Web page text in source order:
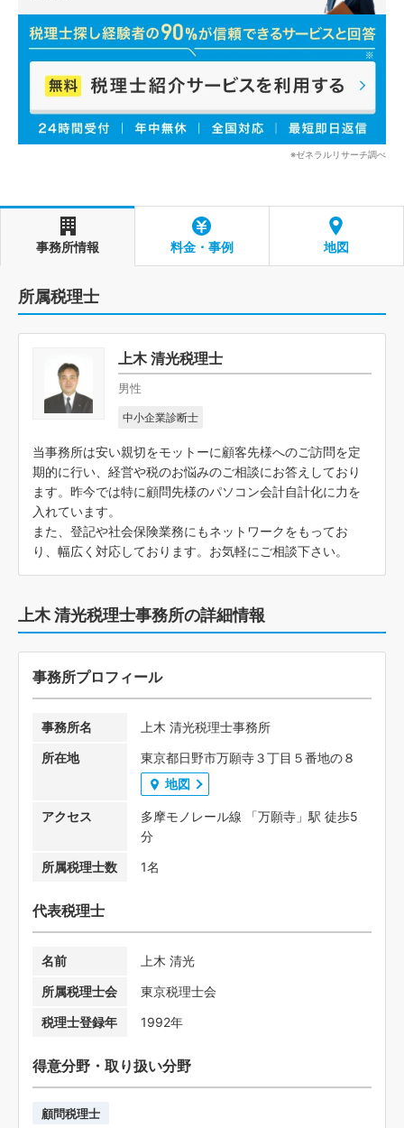
※ゼネラルリサーチ調べ
事務所情報 料金・事例 地図
所属税理士
上木 清光税理士
男性
中小企業診断士
当事務所は安い親切をモットーに顧客先様へのご訪問を定
期的に行い、経営や税のお悩みのご相談にお答えしており
ます。昨今では特に顧問先様のパソコン会計自計化に力を
入れています。
また、登記や社会保険業務にもネットワークをもってお
り、幅広く対応しております。お気軽にご相談下さい。
上木 清光税理士事務所の詳細情報
事務所プロフィール
事務所名
上木 清光税理士事務所
所在地
東京都日野市万願寺３丁目５番地の８
地図
アクセス
多摩モノレール線 「万願寺」駅 徒歩5
分
所属税理士数
1名
代表税理士
名前
上木 清光
所属税理士会
東京税理士会
税理士登録年
1992年
得意分野・取り扱い分野
顧問税理士